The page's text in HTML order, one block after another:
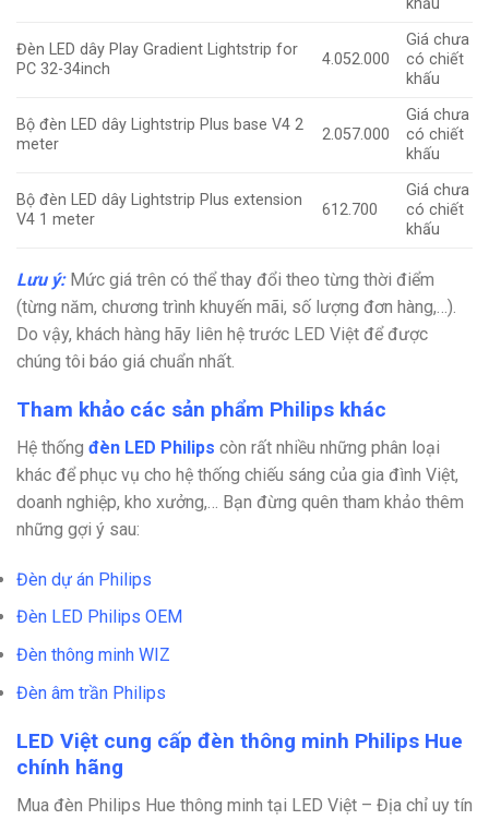
Đèn LED dây Play Gradient Lightstrip for
PC 32-34inch
4.052.000
Giá chưa
có chiết
khấu
Bộ đèn LED dây Lightstrip Plus base V4 2
meter
2.057.000
Giá chưa
có chiết
khấu
Bộ đèn LED dây Lightstrip Plus extension
V4 1 meter
612.700
Giá chưa
có chiết
khấu
Lưu ý:Mức giá trên có thể thay đổi theo từng thời điểm
(từng năm, chương trình khuyến mãi, số lượng đơn hàng,…).
Do vậy, khách hàng hãy liên hệ trước LED Việt để được
chúng tôi báo giá chuẩn nhất.
Tham khảo các sản phẩm Philips khác
Hệ thống đèn LED Philips còn rất nhiều những phân loại
khác để phục vụ cho hệ thống chiếu sáng của gia đình Việt,
doanh nghiệp, kho xưởng,… Bạn đừng quên tham khảo thêm
những gợi ý sau:
Đèn dự án Philips
Đèn LED Philips OEM
Đèn thông minh WIZ
Đèn âm trần Philips
LED Việt cung cấp đèn thông minh Philips Hue
chính hãng
Mua đèn Philips Hue thông minh tại LED Việt – Địa chỉ uy tín